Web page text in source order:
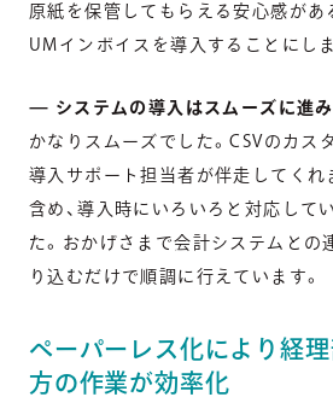
原紙を保管してもらえる安心感があ
UMインボイスを導入することにしま
— システムの導入はスムーズに進
かなりスムーズでした。CSVのカス
導入サポート担当者が伴走してくれ
含め、導入時にいろいろと対応して
た。おかげさまで会計システムとの
り込むだけで順調に行えています。
ペーパーレス化により経
方の作業が効率化